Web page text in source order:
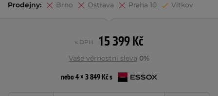
Prodejny: Brno Ostrava Praha 10 Vítkov
15 399 Kč
s DPH
Vaše věrnostní sleva 0%
nebo 4 × 3 849 Kč s